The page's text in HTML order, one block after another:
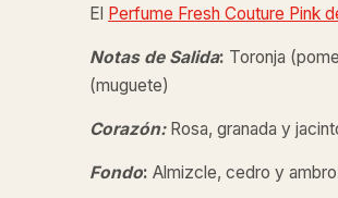
El Perfume Fresh Couture Pink
Notas de Salida: Toronja
(muguete)
Corazón:Rosa, granada y
Fondo: Almizcle, cedro y